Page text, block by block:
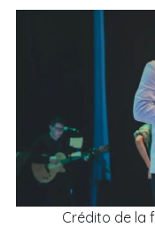
Crédito de la